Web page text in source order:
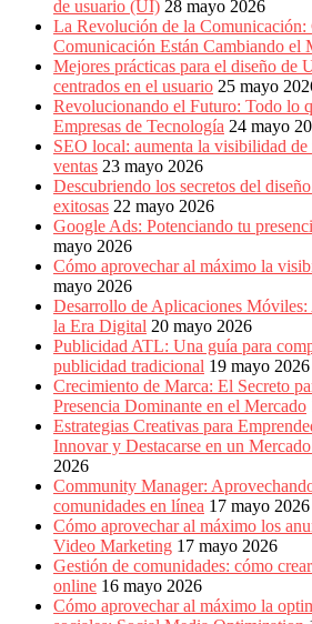
de usuario (UI) 28 mayo 2026
La Revolución de la Comunicación:
Comunicación Están Cambiando el
Mejores prácticas para el diseño de
centrados en el usuario 25 mayo
Revolucionando el Futuro: Todo lo
Empresas de Tecnología 24 mayo
SEO local: aumenta la visibilidad
ventas 23 mayo 2026
Descubriendo los secretos del
exitosas 22 mayo 2026
Google Ads: Potenciando tu
mayo 2026
Cómo aprovechar al máximo la
mayo 2026
Desarrollo de Aplicaciones
la Era Digital 20 mayo 2026
Publicidad ATL: Una guía para
publicidad tradicional 19 mayo 2026
Crecimiento de Marca: El Secreto
Presencia Dominante en el Mercado
Estrategias Creativas para
Innovar y Destacarse en un
2026
Community Manager:
comunidades en línea 17 mayo 2026
Cómo aprovechar al máximo los
Video Marketing 17 mayo 2026
Gestión de comunidades: cómo
online 16 mayo 2026
Cómo aprovechar al máximo la